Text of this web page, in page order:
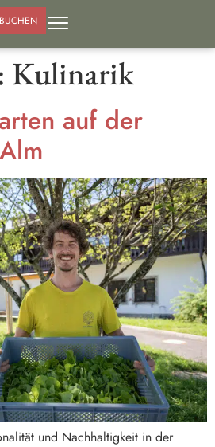
BUCHEN
Kulinarik
auf der
und Nachhaltigkeit in der